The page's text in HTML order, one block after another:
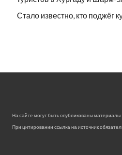
Стало известно, кто поджёг
На сайте могут быть опубликованы материалы
При цитировании ссылка на источник